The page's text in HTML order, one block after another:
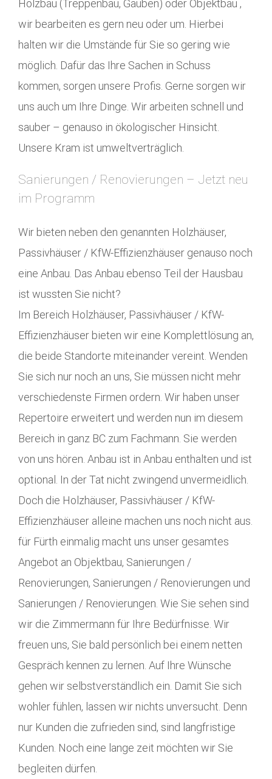
Holzbau (Treppenbau, Gauben) oder Objektbau ,
wir bearbeiten es gern neu oder um. Hierbei
halten wir die Umstände für Sie so gering wie
möglich. Dafür das Ihre Sachen in Schuss
kommen, sorgen unsere Profis. Gerne sorgen wir
uns auch um Ihre Dinge. Wir arbeiten schnell und
sauber – genauso in ökologischer Hinsicht.
Unsere Kram ist umweltverträglich.
Sanierungen / Renovierungen – Jetzt neu
im Programm
Wir bieten neben den genannten Holzhäuser,
Passivhäuser / KfW-Effizienzhäuser genauso noch
eine Anbau. Das Anbau ebenso Teil der Hausbau
ist wussten Sie nicht?
Im Bereich Holzhäuser, Passivhäuser / KfW-
Effizienzhäuser bieten wir eine Komplettlösung an,
die beide Standorte miteinander vereint. Wenden
Sie sich nur noch an uns, Sie müssen nicht mehr
verschiedenste Firmen ordern. Wir haben unser
Repertoire erweitert und werden nun im diesem
Bereich in ganz BC zum Fachmann. Sie werden
von uns hören. Anbau ist in Anbau enthalten und ist
optional. In der Tat nicht zwingend unvermeidlich.
Doch die Holzhäuser, Passivhäuser / KfW-
Effizienzhäuser alleine machen uns noch nicht aus.
für Fürth einmalig macht uns unser gesamtes
Angebot an Objektbau, Sanierungen /
Renovierungen, Sanierungen / Renovierungen und
Sanierungen / Renovierungen. Wie Sie sehen sind
wir die Zimmermann für Ihre Bedürfnisse. Wir
freuen uns, Sie bald persönlich bei einem netten
Gespräch kennen zu lernen. Auf Ihre Wünsche
gehen wir selbstverständlich ein. Damit Sie sich
wohler fühlen, lassen wir nichts unversucht. Denn
nur Kunden die zufrieden sind, sind langfristige
Kunden. Noch eine lange zeit möchten wir Sie
begleiten dürfen.